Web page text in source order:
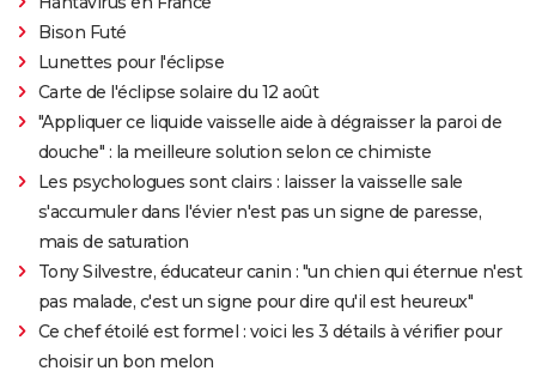
Bison Futé
Lunettes pour l'éclipse
Carte de l'éclipse solaire du 12 août
"Appliquer ce liquide vaisselle aide à dégraisser la paroi de
douche" : la meilleure solution selon ce chimiste
Les psychologues sont clairs : laisser la vaisselle sale
s'accumuler dans l'évier n'est pas un signe de paresse,
mais de saturation
Tony Silvestre, éducateur canin : "un chien qui éternue n'est
pas malade, c'est un signe pour dire qu'il est heureux"
Ce chef étoilé est formel : voici les 3 détails à vérifier pour
choisir un bon melon